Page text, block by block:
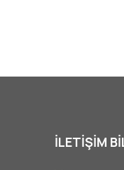
İLETİŞİM